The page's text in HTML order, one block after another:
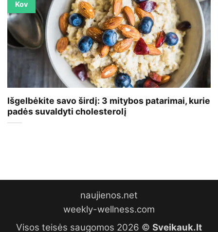
Išgelbėkite savo širdį: 3 mitybos patarimai, kurie
padės suvaldyti cholesterolį
Kov
naujienos.net
weekly-wellness.com
Visos teisės saugomos 2026 © Sveikauk.lt